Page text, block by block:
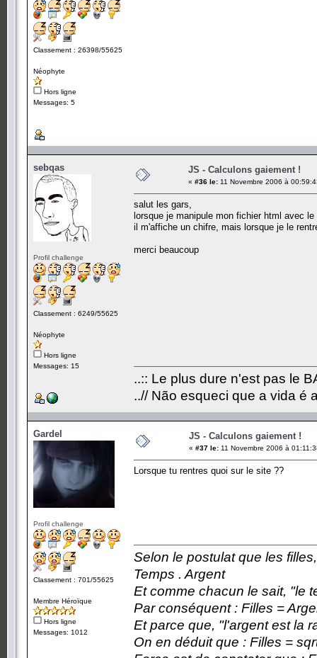
Classement : 26398/55625
Néophyte
Hors ligne
Messages: 5
sebqas
Profil challenge
Classement : 6249/55625
Néophyte
Hors ligne
Messages: 15
JS - Calculons gaiement !
« #36 le: 11 Novembre 2006 à
salut les gars,
lorsque je manipule mon fichier html avec
il m'affiche un chifre, mais lorsque je le
merci beaucoup
..:: Le plus dure n'est pas le
..// Não esqueci que a vida é
Gardel
Profil challenge
Classement : 701/55625
Membre Héroïque
Hors ligne
Messages: 1012
JS - Calculons gaiement !
« #37 le: 11 Novembre 2006 à
Lorsque tu rentres quoi sur le site ??
Selon le postulat que les
Temps . Argent
Et comme chacun le sait, "le
Par conséquent : Filles =
Et parce que, "l'argent est la
On en déduit que : Filles =